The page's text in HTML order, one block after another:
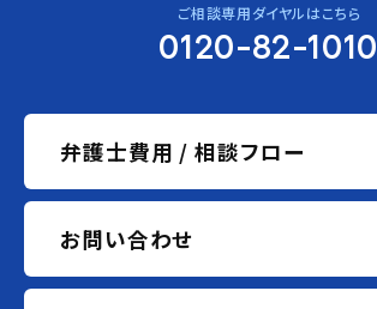
ご相談専用ダイヤルはこちら
0120-82-1010
弁護士費用 / 相談フロー
お問い合わせ